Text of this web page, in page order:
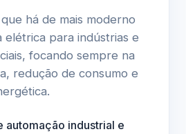
há de mais moderno
elétrica para indústrias e
focando sempre na
redução de consumo e
automação industrial e